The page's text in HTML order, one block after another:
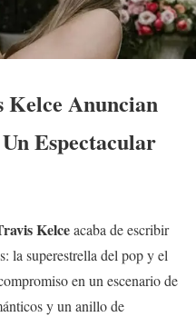
Anuncian
Espectacular
Kelceacaba de escribir
la superestrella del pop y el
en un escenario de
y un anillo de